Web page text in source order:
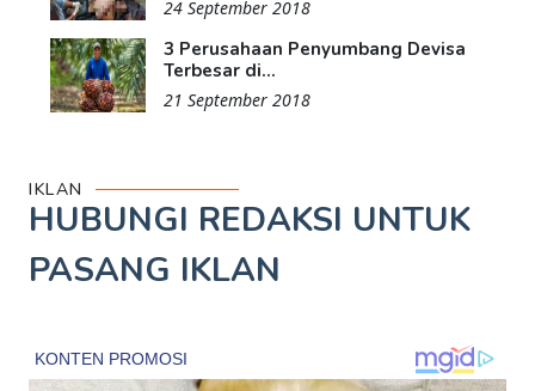
24 September 2018
3 Perusahaan Penyumbang Devisa
Terbesar di...
21 September 2018
IKLAN
HUBUNGI REDAKSI UNTUK
PASANG IKLAN